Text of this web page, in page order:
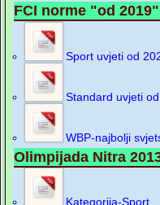
FCI norme "od 2019"
Sport uvjeti od
Standard uvjeti
WBP-najbolji
Olimpijada Nitra
Kategorija-Sport